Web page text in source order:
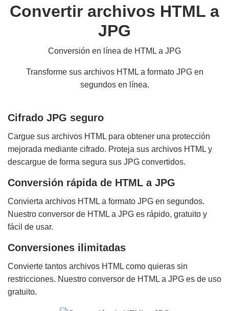
Convertir archivos HTML a
JPG
Conversión en línea de HTML a JPG
Transforme sus archivos HTML a formato JPG en
segundos en línea.
Cifrado JPG seguro
Cargue sus archivos HTML para obtener una protección
mejorada mediante cifrado. Proteja sus archivos HTML y
descargue de forma segura sus JPG convertidos.
Conversión rápida de HTML a JPG
Convierta archivos HTML a formato JPG en segundos.
Nuestro conversor de HTML a JPG es rápido, gratuito y
fácil de usar.
Conversiones ilimitadas
Convierte tantos archivos HTML como quieras sin
restricciones. Nuestro conversor de HTML a JPG es de uso
gratuito.